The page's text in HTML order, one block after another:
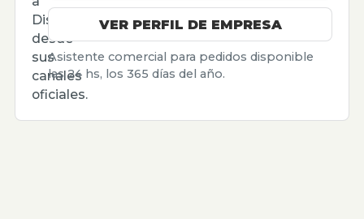
Disproal
desde
sus
canales
oficiales.
VER PERFIL DE EMPRESA
Asistente comercial para pedidos disponible
las 24 hs, los 365 días del año.